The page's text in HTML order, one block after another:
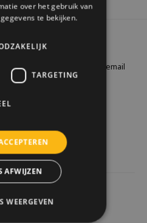
en aanbiedingen via email
over het gebruik van
te bekijken.
TARGETING
AFWIJZEN
WEERGEVEN